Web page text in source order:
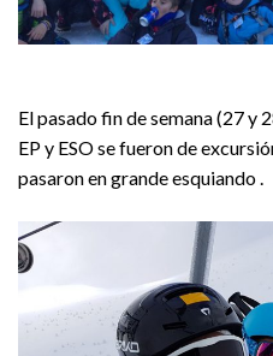
El pasado fin de semana (27 y
EP y ESO se fueron de
pasaron en grande esquiando .